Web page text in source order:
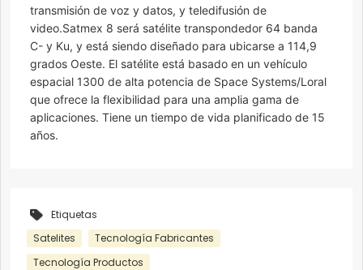
transmisión de voz y datos, y teledifusión de
video.Satmex 8 será satélite transpondedor 64 banda
C- y Ku, y está siendo diseñado para ubicarse a 114,9
grados Oeste. El satélite está basado en un vehículo
espacial 1300 de alta potencia de Space Systems/Loral
que ofrece la flexibilidad para una amplia gama de
aplicaciones. Tiene un tiempo de vida planificado de 15
años.
Etiquetas
Satelites
Tecnología Fabricantes
Tecnología Productos